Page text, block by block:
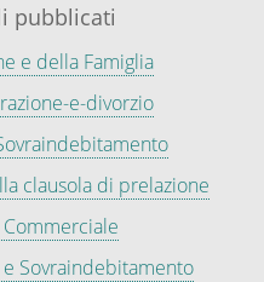
pubblicati
e della Famiglia
e-divorzio
clausola di prelazione
Sovraindebitamento